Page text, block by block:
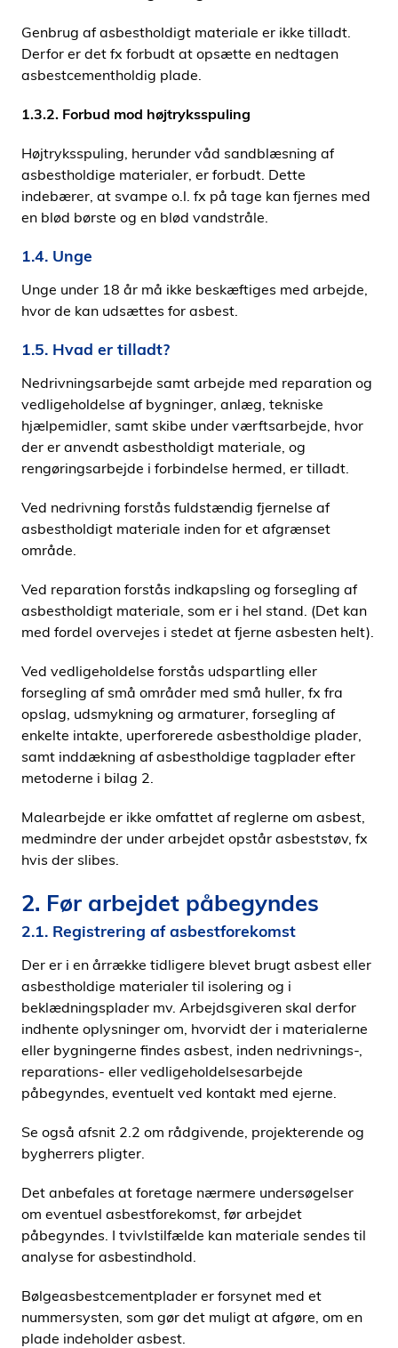
Genbrug af asbestholdigt materiale er ikke tilladt.
Derfor er det fx forbudt at opsætte en nedtagen
asbestcementholdig plade.
1.3.2. Forbud mod højtryksspuling
Højtryksspuling, herunder våd sandblæsning af
asbestholdige materialer, er forbudt. Dette
indebærer, at svampe o.l. fx på tage kan fjernes med
en blød børste og en blød vandstråle.
1.4. Unge
Unge under 18 år må ikke beskæftiges med arbejde,
hvor de kan udsættes for asbest.
1.5. Hvad er tilladt?
Nedrivningsarbejde samt arbejde med reparation og
vedligeholdelse af bygninger, anlæg, tekniske
hjælpemidler, samt skibe under værftsarbejde, hvor
der er anvendt asbestholdigt materiale, og
rengøringsarbejde i forbindelse hermed, er tilladt.
Ved nedrivning forstås fuldstændig fjernelse af
asbestholdigt materiale inden for et afgrænset
område.
Ved reparation forstås indkapsling og forsegling af
asbestholdigt materiale, som er i hel stand. (Det kan
med fordel overvejes i stedet at fjerne asbesten helt).
Ved vedligeholdelse forstås udspartling eller
forsegling af små områder med små huller, fx fra
opslag, udsmykning og armaturer, forsegling af
enkelte intakte, uperforerede asbestholdige plader,
samt inddækning af asbestholdige tagplader efter
metoderne i bilag 2.
Malearbejde er ikke omfattet af reglerne om asbest,
medmindre der under arbejdet opstår asbeststøv, fx
hvis der slibes.
2. Før arbejdet påbegyndes
2.1. Registrering af asbestforekomst
Der er i en årrække tidligere blevet brugt asbest eller
asbestholdige materialer til isolering og i
beklædningsplader mv. Arbejdsgiveren skal derfor
indhente oplysninger om, hvorvidt der i materialerne
eller bygningerne findes asbest, inden nedrivnings-,
reparations- eller vedligeholdelsesarbejde
påbegyndes, eventuelt ved kontakt med ejerne.
Se også afsnit 2.2 om rådgivende, projekterende og
bygherrers pligter.
Det anbefales at foretage nærmere undersøgelser
om eventuel asbestforekomst, før arbejdet
påbegyndes. I tvivlstilfælde kan materiale sendes til
analyse for asbestindhold.
Bølgeasbestcementplader er forsynet med et
nummersysten, som gør det muligt at afgøre, om en
plade indeholder asbest.